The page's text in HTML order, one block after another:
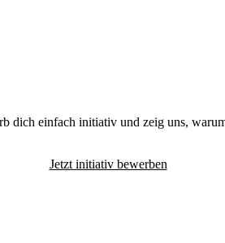
dich einfach initiativ und zeig uns,
Jetzt initiativ bewerben